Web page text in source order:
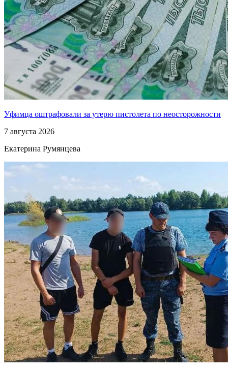
Уфимца оштрафовали за утерю пистолета по неосторожности
7 августа 2026
Екатерина Румянцева